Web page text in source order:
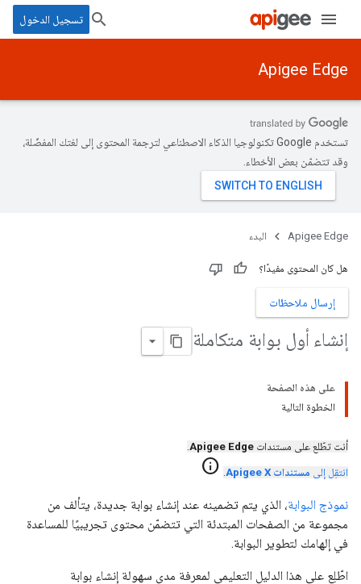
تسجيل الدخول
Apigee Edge
تستخدم Google تكنولوجيا الذكاء الاصطناعي لترجمة المحتوى إلى لغتك المفضّلة،
وقد تتضمّن بعض الأخطاء.
Apigee Edge البدء
هل كان المحتوى مفيدًا؟
إرسال ملاحظات
إنشاء أول بوابة متكاملة
على هذه الصفحة
الخطوة التالية
أنت تطّلع على مستندات Apigee Edge
.
انتقِل إلى مستندات Apigee X .
info
نموذج البوابة، الذي يتم تضمينه عند إنشاء بوابة جديدة، يتألف من
مجموعة من الصفحات المبتدئة التي تتضمّن محتوى تجريبيًا للمساعدة
في إلهامك لتطوير البوابة.
اطّلِع على هذا الدليل التعليمي لمعرفة مدى سهولة إنشاء بوابة